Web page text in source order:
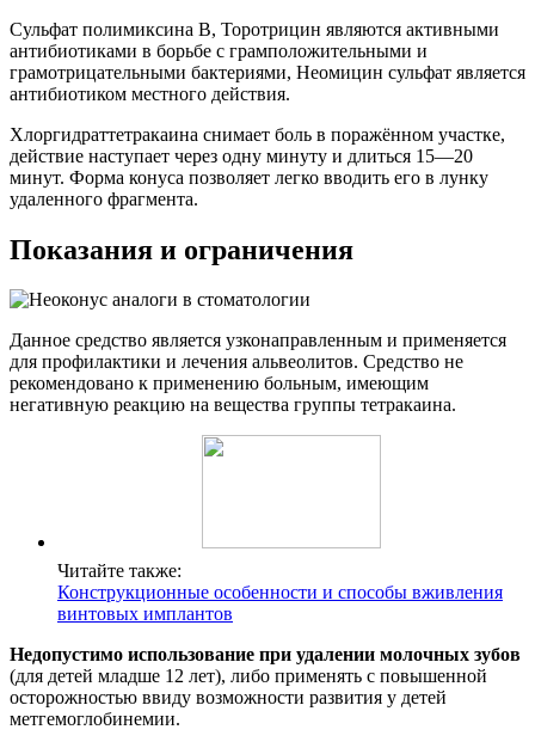
Сульфат полимиксина B, Торотрицин являются активными
антибиотиками в борьбе с грамположительными и
грамотрицательными бактериями, Неомицин сульфат является
антибиотиком местного действия.
Хлоргидраттетракаина снимает боль в поражённом участке,
действие наступает через одну минуту и длиться 15—20
минут. Форма конуса позволяет легко вводить его в лунку
удаленного фрагмента.
Показания и ограничения
Данное средство является узконаправленным и применяется
для профилактики и лечения альвеолитов. Средство не
рекомендовано к применению больным, имеющим
негативную реакцию на вещества группы тетракаина.
Читайте также:
Конструкционные особенности и способы вживления
винтовых имплантов
Недопустимо использование при удалении молочных зубов
(для детей младше 12 лет), либо применять с повышенной
осторожностью ввиду возможности развития у детей
метгемоглобинемии.